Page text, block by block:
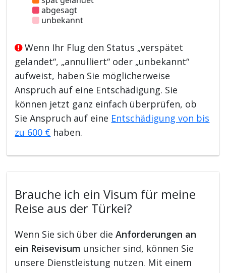
abgesagt
unbekannt
Wenn Ihr Flug den Status „verspätet
gelandet“, „annulliert“ oder „unbekannt“
aufweist, haben Sie möglicherweise
Anspruch auf eine Entschädigung. Sie
können jetzt ganz einfach überprüfen, ob
Sie Anspruch auf eine Entschädigung von bis
zu 600 € haben.
Brauche ich ein Visum für meine
Reise aus der Türkei?
Wenn Sie sich über dieAnforderungen an
ein Reisevisum unsicher sind, können Sie
unsere Dienstleistung nutzen. Mit einem